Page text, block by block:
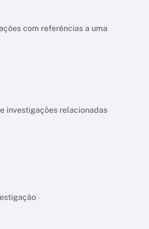
com referências a uma
investigações relacionadas